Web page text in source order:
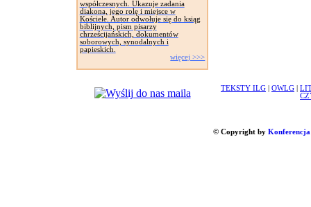
współczesnych. Ukazuje zadania
diakona, jego rolę i miejsce w
Kościele. Autor odwołuje się do ksiąg
biblijnych, pism pisarzy
chrześcijańskich, dokumentów
soborowych, synodalnych i
papieskich.
więcej >>>
TEKSTY ILG OWLG
© Copyright by Konferencja